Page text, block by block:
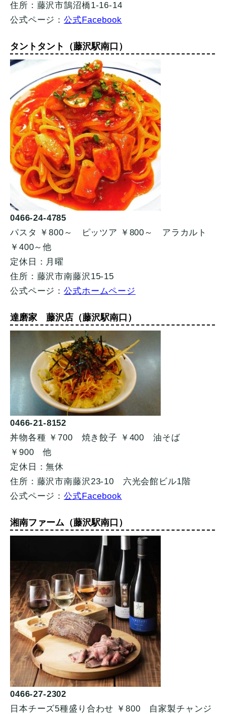
住所：藤沢市鵠沼橋1-16-14
公式ページ：公式Facebook
タントタント（藤沢駅南口）
0466-24-4785
パスタ ￥800～ ピッツア ￥800～ アラカルト
￥400～他
定休日：月曜
住所：藤沢市南藤沢15-15
公式ページ：公式ホームページ
達磨家 藤沢店（藤沢駅南口）
0466-21-8152
丼物各種 ￥700 焼き餃子 ￥400 油そば
￥900 他
定休日：無休
住所：藤沢市南藤沢23-10 六光会館ビル1階
公式ページ：公式Facebook
湘南ファーム（藤沢駅南口）
0466-27-2302
日本チーズ5種盛り合わせ ￥800 自家製チャンジ